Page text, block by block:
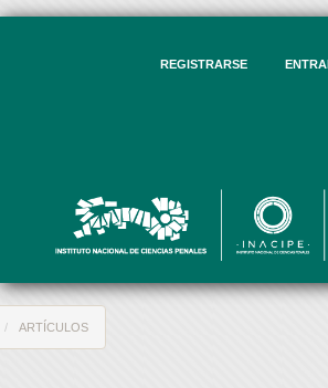
REGISTRARSE
ARTÍCULOS